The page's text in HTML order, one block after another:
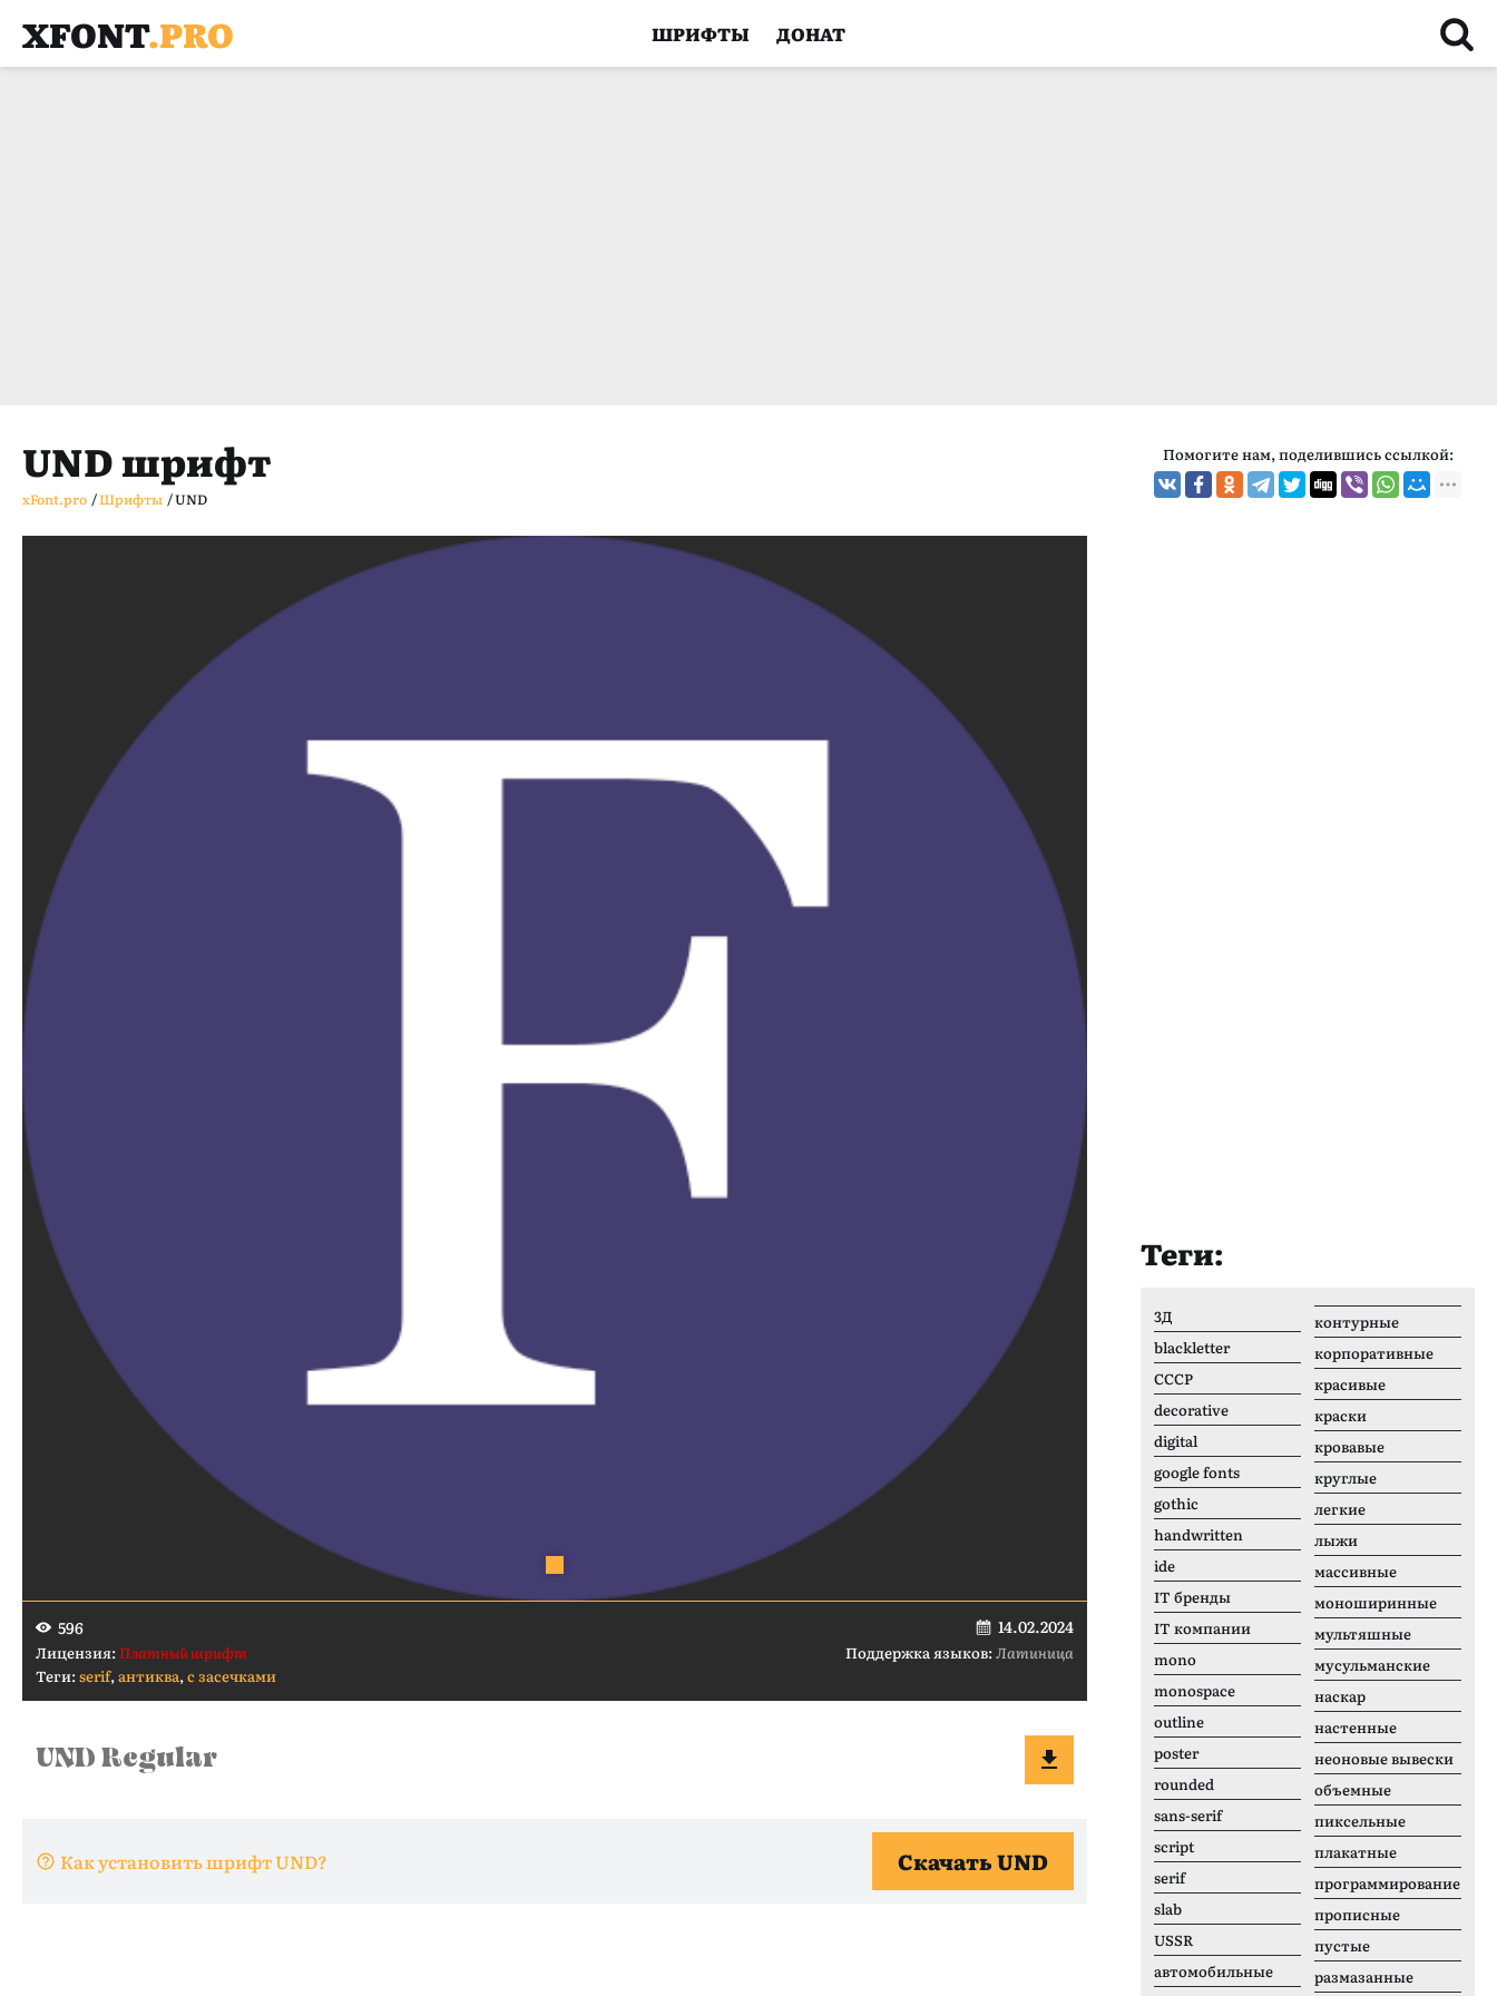
XFONT.PRO ШРИФТЫ ДОНАТ
UND шрифт
xFont.pro /Шрифты /UND
Помогите нам, поделившись ссылкой:
596 14.02.2024
Лицензия:Платный шрифт Поддержка языков:Латиница
Теги:serif,антиква,с засечками
Как установить шрифт UND? Скачать UND
Теги:
3Д
blackletter
CCCР
decorative
digital
google fonts
gothic
handwritten
ide
IT бренды
IT компании
mono
monospace
outline
poster
rounded
sans-serif
script
serif
slab
USSR
автомобильные
контурные
корпоративные
красивые
краски
кровавые
круглые
легкие
лыжи
массивные
моноширинные
мультяшные
мусульманские
наскар
настенные
неоновые вывески
объемные
пиксельные
плакатные
программирование
прописные
пустые
размазанные